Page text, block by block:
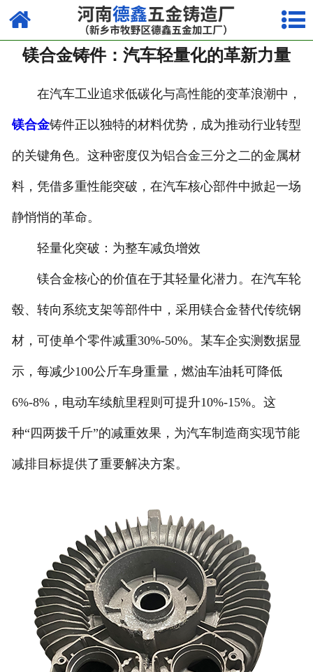
网站首页
走进我们
产品中心
荣誉资质
厂容厂貌
视频中心
镁合金铸件：汽车轻量化的革新力量
在汽车工业追求低碳化与高性能的变革浪潮中，
镁合金铸件正以独特的材料优势，成为推动行业转型
的关键角色。这种密度仅为铝合金三分之二的金属材
料，凭借多重性能突破，在汽车核心部件中掀起一场
静悄悄的革命。
轻量化突破：为整车减负增效
镁合金核心的价值在于其轻量化潜力。在汽车轮
毂、转向系统支架等部件中，采用镁合金替代传统钢
材，可使单个零件减重30%-50%。某车企实测数据显
示，每减少100公斤车身重量，燃油车油耗可降低
6%-8%，电动车续航里程则可提升10%-15%。这
种“四两拨千斤”的减重效果，为汽车制造商实现节能
减排目标提供了重要解决方案。